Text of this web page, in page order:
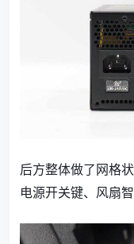
后方整体做了网格
电源开关键、风扇智